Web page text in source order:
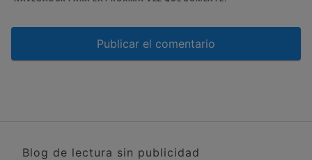
Blog de lectura sin publicidad